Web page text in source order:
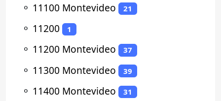
⚬ 11100 Montevideo 21
⚬ 11200 1
⚬ 11200 Montevideo 37
⚬ 11300 Montevideo 39
⚬ 11400 Montevideo 31